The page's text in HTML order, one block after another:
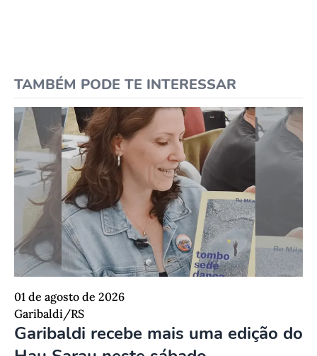
TAMBÉM PODE TE INTERESSAR
01 de agosto de 2026
Garibaldi/RS
Garibaldi recebe mais uma edição do